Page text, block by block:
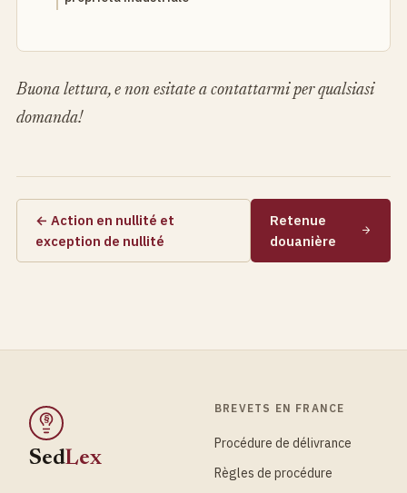
Buona lettura, e non esitate a contattarmi per qualsiasi
domanda!
← Action en nullité et
exception de nullité
Retenue
douanière
§
SedLex
BREVETS EN FRANCE
Procédure de délivrance
Règles de procédure